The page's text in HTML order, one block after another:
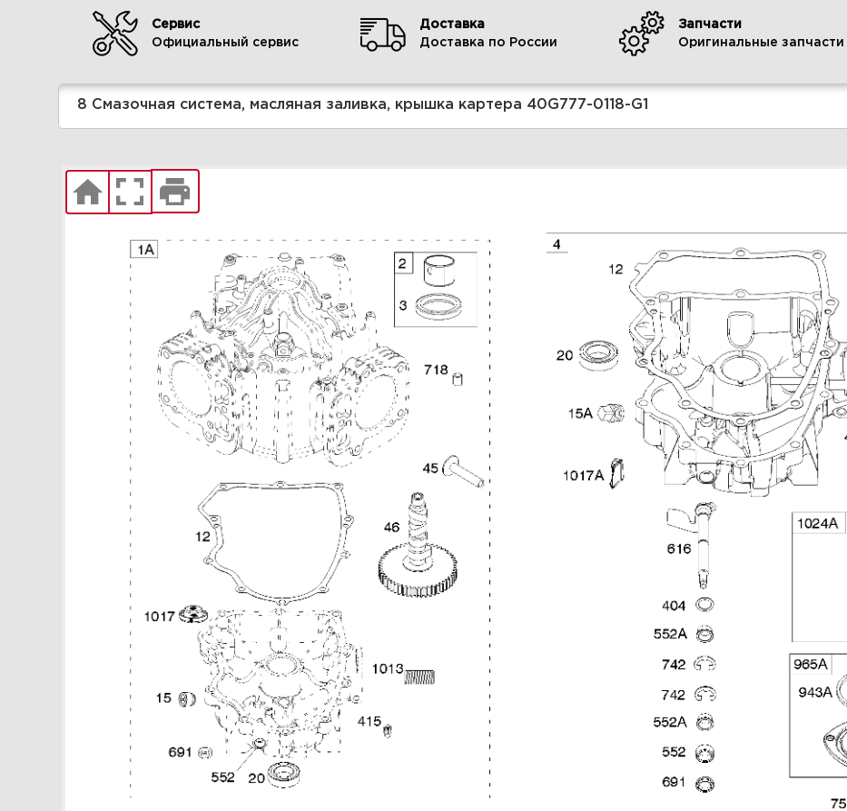
40G777-0118-G1
3 Корпус фильтра, воздушный
фильтр 40G777-0118-G1
4
5 Маховик, органы управления
/ Глушитель 40G777-0118-G1
Увеличить
6 Головка цилиндра, впускной
коллектор 40G777-0118-G1
7
Сервис
Официальный сервис
Доставка
Доставка по России
Запчасти
Оригинальные запчасти
8 Смазочная система, масляная заливка, крышка картера 40G777-0118-G1